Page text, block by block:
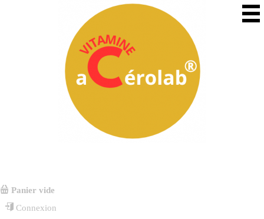
Panier vide
Connexion